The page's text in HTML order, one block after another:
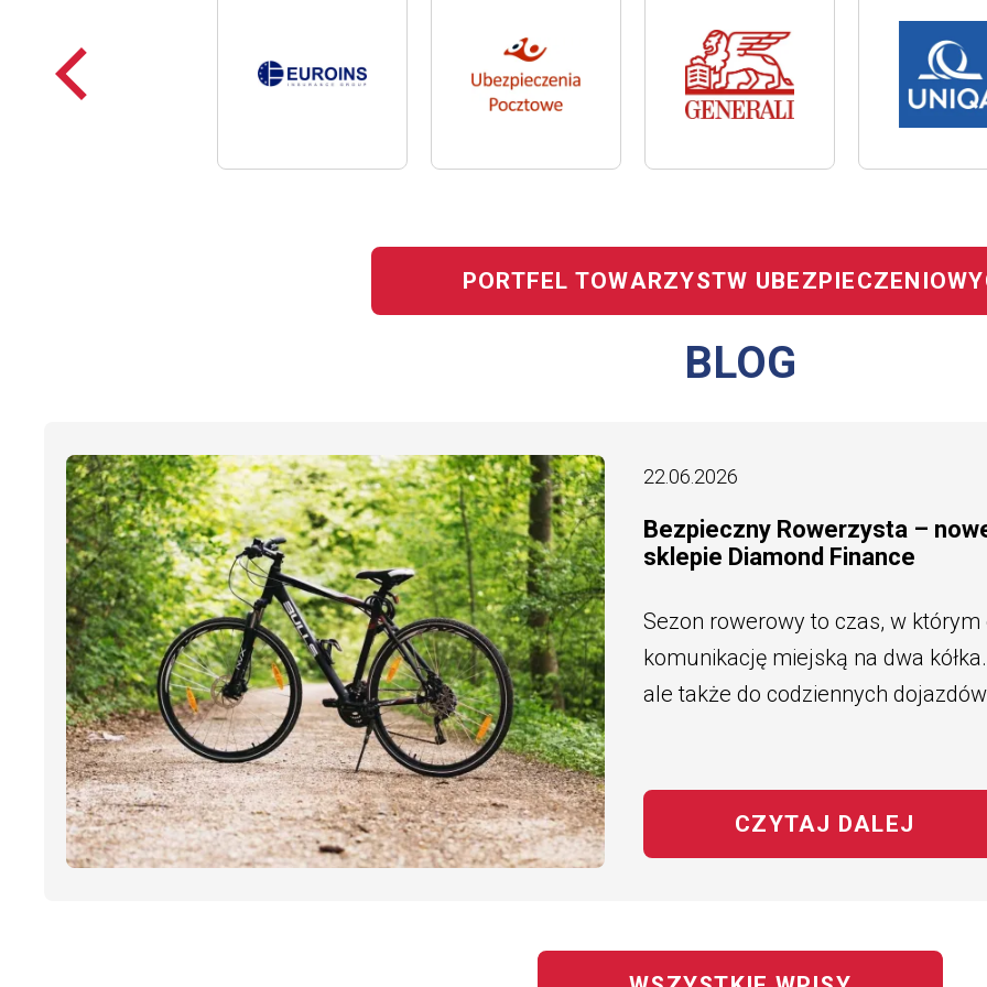
Poprzednie
loga
PORTFEL TOWARZYSTW
BLOG
22.06.2026
Bezpieczny Rowerzysta –
sklepie Diamond Finance
Sezon rowerowy to czas, w
komunikację miejską na dwa
ale także do codziennych
CZYTAJ DALEJ